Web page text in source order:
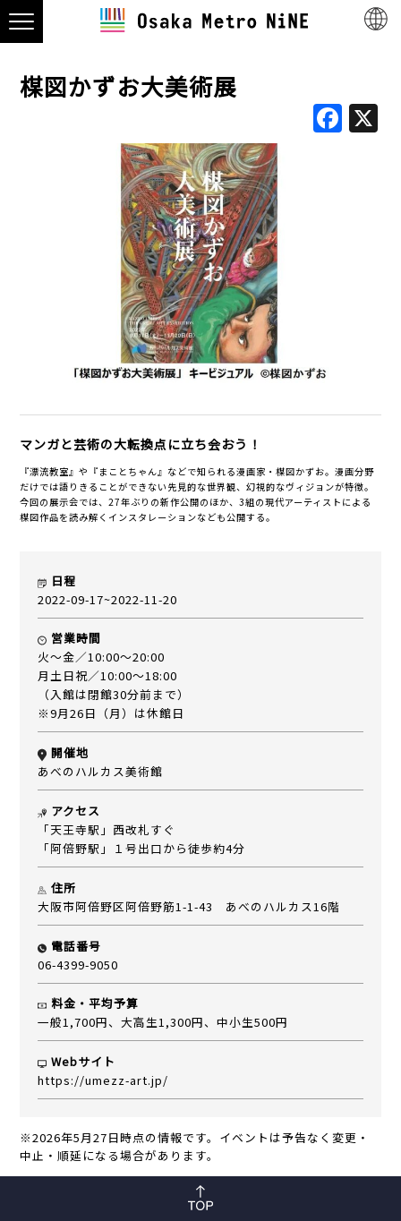
楳図かずお大美術展
マンガと芸術の大転換点に立ち会おう！
『漂流教室』や『まことちゃん』などで知られる漫画家・楳図かずお。漫画分野
だけでは語りきることができない先見的な世界観、幻視的なヴィジョンが特徴。
今回の展示会では、27年ぶりの新作公開のほか、3組の現代アーティストによる
楳図作品を読み解くインスタレーションなども公開する。
日程
2022-09-17~2022-11-20
営業時間
火～金／10:00～20:00
月土日祝／10:00～18:00
（入館は閉館30分前まで）
※9月26日（月）は休館日
開催地
あべのハルカス美術館
アクセス
「天王寺駅」西改札すぐ
「阿倍野駅」１号出口から徒歩約4分
住所
大阪市阿倍野区阿倍野筋1-1-43 あべのハルカス16階
電話番号
06-4399-9050
料金・平均予算
一般1,700円、大高生1,300円、中小生500円
Webサイト
https://umezz-art.jp/
※2026年5月27日時点の情報です。イベントは予告なく変更・
中止・順延になる場合があります。